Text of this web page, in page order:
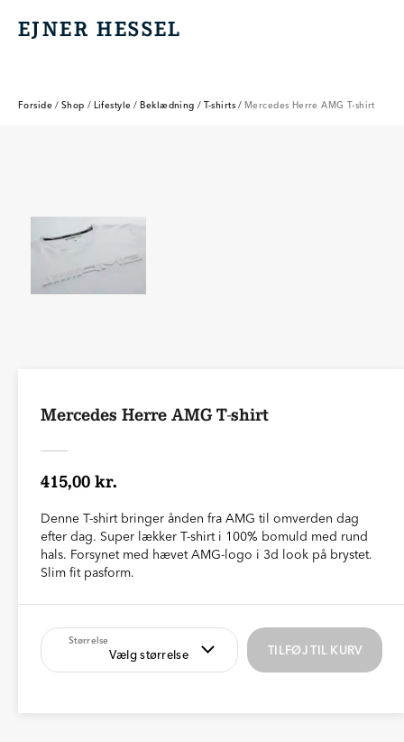
EJNER HESSEL
EJNER HESSEL
Forside / Shop / Lifestyle / Beklædning / T-shirts / Mercedes Herre AMG T-shirt
Mercedes Herre AMG T-shirt
415,00 kr.
Denne T-shirt bringer ånden fra AMG til omverden dag
efter dag. Super lækker T-shirt i 100% bomuld med rund
hals. Forsynet med hævet AMG-logo i 3d look på brystet.
Slim fit pasform.
Størrelse
Vælg størrelse TILFØJ TIL KURV